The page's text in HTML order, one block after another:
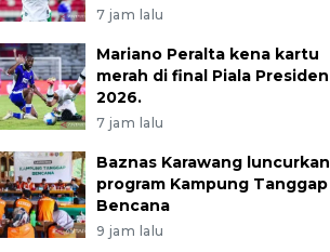
7 jam lalu
Mariano Peralta kena kartu
merah di final Piala Presiden
2026.
7 jam lalu
Baznas Karawang luncurkan
program Kampung Tanggap
Bencana
9 jam lalu